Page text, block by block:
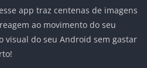
app traz centenas de imagens
ao movimento do seu
visual do seu Android sem gastar